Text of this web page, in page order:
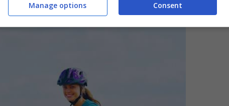
Consent
Manage options